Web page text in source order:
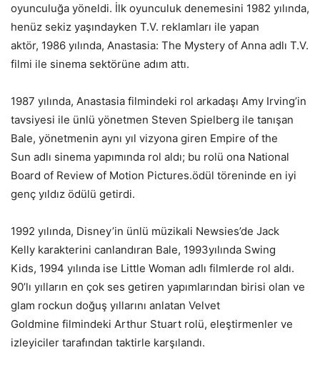
oyunculuğa yöneldi. İlk oyunculuk denemesini 1982 yılında,
henüz sekiz yaşındayken T.V. reklamları ile yapan
aktör, 1986 yılında, Anastasia: The Mystery of Anna adlı T.V.
filmi ile sinema sektörüne adım attı.
1987 yılında, Anastasia filmindeki rol arkadaşı Amy Irving’in
tavsiyesi ile ünlü yönetmen Steven Spielberg ile tanışan
Bale, yönetmenin aynı yıl vizyona giren Empire of the
Sun adlı sinema yapımında rol aldı; bu rolü ona National
Board of Review of Motion Pictures.ödül töreninde en iyi
genç yıldız ödülü getirdi.
1992 yılında, Disney’in ünlü müzikali Newsies’de Jack
Kelly karakterini canlandıran Bale, 1993yılında Swing
Kids, 1994 yılında ise Little Woman adlı filmlerde rol aldı.
90’lı yılların en çok ses getiren yapımlarından birisi olan ve
glam rockun doğuş yıllarını anlatan Velvet
Goldmine filmindeki Arthur Stuart rolü, eleştirmenler ve
izleyiciler tarafından taktirle karşılandı.